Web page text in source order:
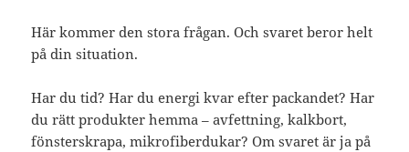
Här kommer den stora frågan. Och svaret beror helt
på din situation.
Har du tid? Har du energi kvar efter packandet? Har
du rätt produkter hemma – avfettning, kalkbort,
fönsterskrapa, mikrofiberdukar? Om svaret är ja på